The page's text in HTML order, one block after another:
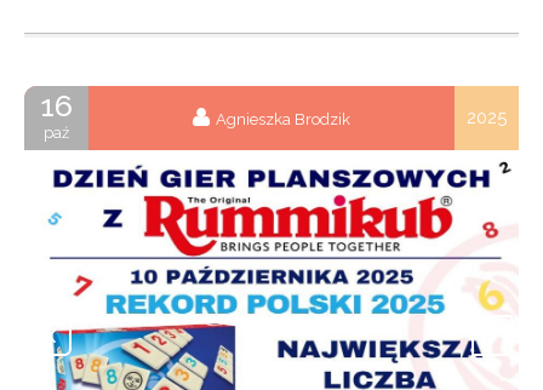
16
paź
Agnieszka Brodzik 2025